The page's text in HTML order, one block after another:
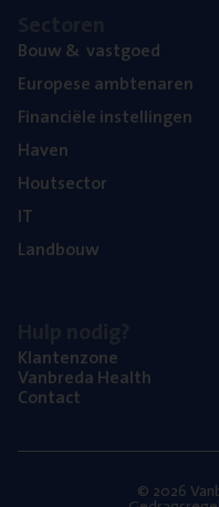
Bouw& vastgoed
Euro­pe­se ambtenaren
Finan­ci­ë­le instellingen
Haven
Hout­sec­tor
IT
Land­bouw
Klan­ten­zo­ne
Van­b­re­da Health
Con­tact
© 2026